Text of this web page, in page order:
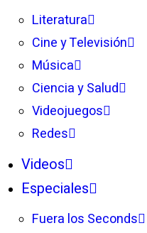
Literatura
Cine y Televisión
Música
Ciencia y Salud
Videojuegos
Redes
Videos
Especiales
Fuera los Seconds